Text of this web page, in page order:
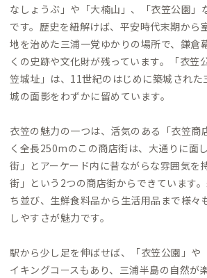
なしょうぶ」や「大楠山」、「衣笠公園」
です。歴史を紐解けば、平安時代末期から
地を治めた三浦一党ゆかりの場所で、鎌倉
くの史跡や文化財が残っています。「衣笠
笠城址」は、11世紀のはじめに築城された
城の面影をわずかに留めています。
衣笠の魅力の一つは、活気のある「衣笠商
く全長250mのこの商店街は、大通りに面
街」とアーケード内に昔ながらな雰囲気を
街」という2つの商店街からできています
ち並び、生鮮食料品から生活用品まで様々
しやすさが魅力です。
駅から少し足を伸ばせば、「衣笠公園」や
イキングコースもあり、三浦半島の自然が